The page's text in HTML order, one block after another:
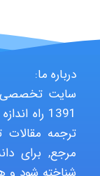
درباره ما:
سایت تخصصی
1391 راه
ترجمه
مرجع, برای